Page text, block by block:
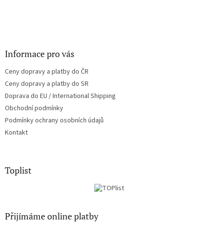
Informace pro vás
Ceny dopravy a platby do ČR
Ceny dopravy a platby do SR
Doprava do EU / International Shipping
Obchodní podmínky
Podmínky ochrany osobních údajů
Kontakt
Toplist
Přijímáme online platby